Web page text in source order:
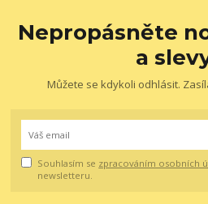
Nepropásněte
a
Můžete se kdykoli odhlásit.
Souhlasím se zpracováním osobních
newsletteru.